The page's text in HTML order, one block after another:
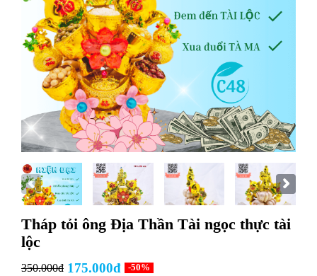
Tháp tỏi ông Địa Thần Tài ngọc thực tài
lộc
350.000đ 175.000đ -50%